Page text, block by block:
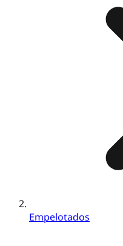
Empelotados